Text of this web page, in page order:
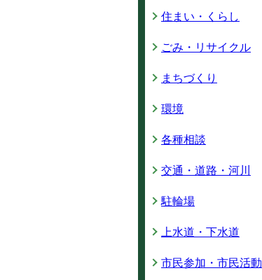
住まい・くらし
ごみ・リサイクル
まちづくり
環境
各種相談
交通・道路・河川
駐輪場
上水道・下水道
市民参加・市民活動